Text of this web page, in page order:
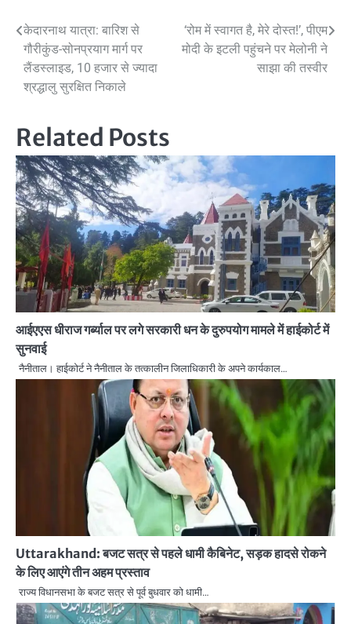
Post
navigation
केदारनाथ यात्रा: बारिश से
गौरीकुंड-सोनप्रयाग मार्ग पर
लैंडस्लाइड, 10 हजार से ज्यादा
श्रद्धालु सुरक्षित निकाले
‘रोम में स्वागत है, मेरे दोस्त!’, पीएम
मोदी के इटली पहुंचने पर मेलोनी ने
साझा की तस्वीर
Related Posts
आईएएस धीराज गर्ब्याल पर लगे सरकारी धन के दुरुपयोग मामले में हाईकोर्ट में
सुनवाई
नैनीताल। हाईकोर्ट ने नैनीताल के तत्कालीन जिलाधिकारी के अपने कार्यकाल…
Uttarakhand: बजट सत्र से पहले धामी कैबिनेट, सड़क हादसे रोकने
के लिए आएंगे तीन अहम प्रस्ताव
राज्य विधानसभा के बजट सत्र से पूर्व बुधवार को धामी…